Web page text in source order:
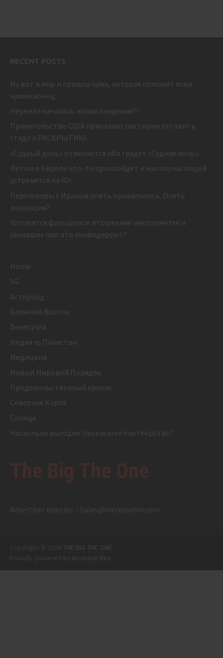
RECENT POSTS
Ну вот в мир и пришла чума, которая положит всем
чумам конец.
Неужели началась новая пандемия?!
Правительство США приказало пастырям готовить
стадо к РАСКРЫТИЮ.
«Судный день» отменяется ибо грядет «Судная ночь».
Летом в Европе что-то произойдет и миллионы людей
устремятся на Юг.
Переговоры с Ираном опять провалились. Опять
эскалация?
Готовится фальшивое вторжение инопланетян и
узнавших про это ликвидируют?
Home
5G
Астероид
Ближний Восток
Венесуэла
Индия vs Пакистан
Медицина
Новый Мировой Порядок
Продовольственный кризис
Северная Корея
Солнце
Насколько выгодно Increaserev партнерство?
The Big The One
Advertiser inquries – Sales@increaserev.com
THE BIG THE ONE
Increase Rev